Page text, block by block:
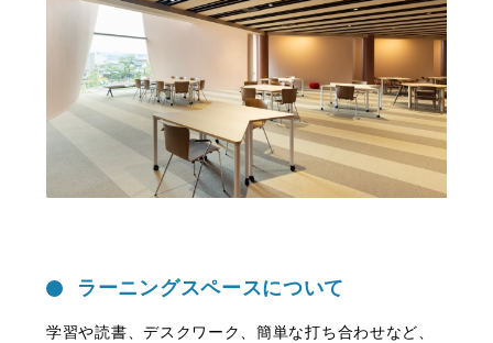
ラーニングスペースについて
学習や読書、デスクワーク、簡単な打ち合わせなど、